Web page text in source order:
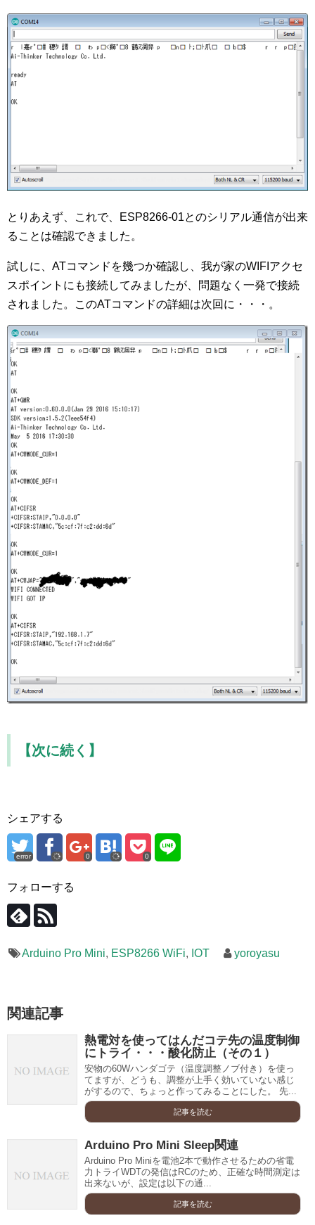
とりあえず、これで、ESP8266-01とのシリアル通信が出来
ることは確認できました。
試しに、ATコマンドを幾つか確認し、我が家のWIFIアクセ
スポイントにも接続してみましたが、問題なく一発で接続
されました。このATコマンドの詳細は次回に・・・。
【次に続く】
シェアする
error 0 0
フォローする
Arduino Pro Mini, ESP8266 WiFi, IOT yoroyasu
関連記事
熱電対を使ってはんだコテ先の温度制御
にトライ・・・酸化防止（その１）
安物の60Wハンダゴテ（温度調整ノブ付き）を使っ
てますが、どうも、調整が上手く効いていない感じ
がするので、ちょっと作ってみることにした。 先...
記事を読む
Arduino Pro Mini Sleep関連
Arduino Pro Miniを電池2本で動作させるための省電
力トライWDTの発信はRCのため、正確な時間測定は
出来ないが、設定は以下の通...
記事を読む